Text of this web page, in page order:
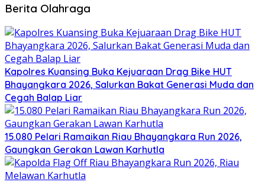
Berita Olahraga
Kapolres Kuansing Buka Kejuaraan Drag Bike HUT
Bhayangkara 2026, Salurkan Bakat Generasi Muda dan
Cegah Balap Liar
15.080 Pelari Ramaikan Riau Bhayangkara Run 2026,
Gaungkan Gerakan Lawan Karhutla